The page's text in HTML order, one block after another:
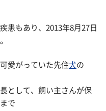
患もあり、2013年8月27日
愛がっていた先住犬の
として、飼い主さんが保
で